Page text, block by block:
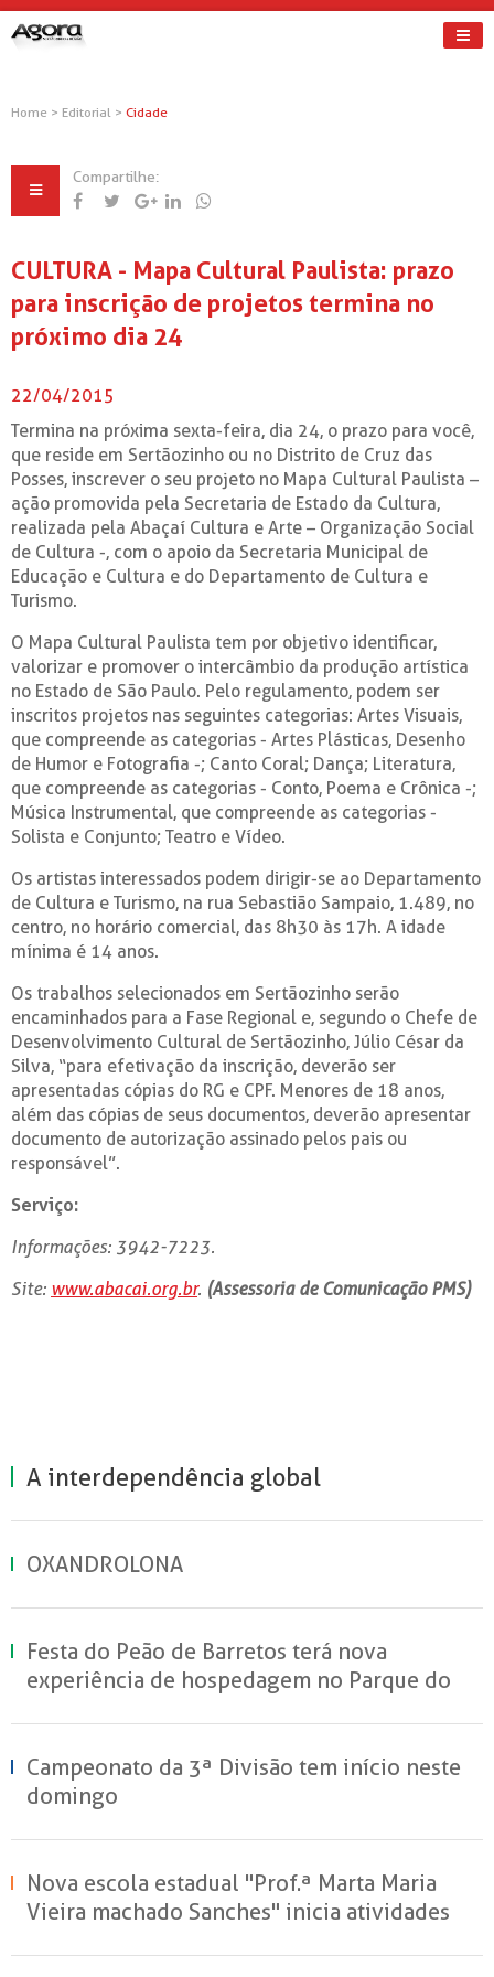
Home > Editorial > Cidade
Compartilhe:
CULTURA - Mapa Cultural Paulista: prazo
para inscrição de projetos termina no
próximo dia 24
22/04/2015
Termina na próxima sexta-feira, dia 24, o prazo para você,
que reside em Sertãozinho ou no Distrito de Cruz das
Posses, inscrever o seu projeto no Mapa Cultural Paulista –
ação promovida pela Secretaria de Estado da Cultura,
realizada pela Abaçaí Cultura e Arte – Organização Social
de Cultura -, com o apoio da Secretaria Municipal de
Educação e Cultura e do Departamento de Cultura e
Turismo.
O Mapa Cultural Paulista tem por objetivo identificar,
valorizar e promover o intercâmbio da produção artística
no Estado de São Paulo. Pelo regulamento, podem ser
inscritos projetos nas seguintes categorias: Artes Visuais,
que compreende as categorias - Artes Plásticas, Desenho
de Humor e Fotografia -; Canto Coral; Dança; Literatura,
que compreende as categorias - Conto, Poema e Crônica -;
Música Instrumental, que compreende as categorias -
Solista e Conjunto; Teatro e Vídeo.
Os artistas interessados podem dirigir-se ao Departamento
de Cultura e Turismo, na rua Sebastião Sampaio, 1.489, no
centro, no horário comercial, das 8h30 às 17h. A idade
mínima é 14 anos.
Os trabalhos selecionados em Sertãozinho serão
encaminhados para a Fase Regional e, segundo o Chefe de
Desenvolvimento Cultural de Sertãozinho, Júlio César da
Silva, “para efetivação da inscrição, deverão ser
apresentadas cópias do RG e CPF. Menores de 18 anos,
além das cópias de seus documentos, deverão apresentar
documento de autorização assinado pelos pais ou
responsável”.
Serviço:
Informações: 3942-7223.
Site: www.abacai.org.br. (Assessoria de Comunicação PMS)
A interdependência global
OXANDROLONA
Festa do Peão de Barretos terá nova
experiência de hospedagem no Parque do
Campeonato da 3ª Divisão tem início neste
domingo
Nova escola estadual "Prof.ª Marta Maria
Vieira machado Sanches" inicia atividades